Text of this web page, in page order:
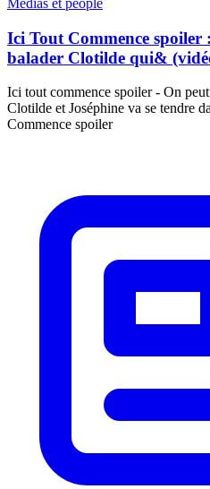
Ici Tout Commence spoiler
balader Clotilde qui&
Ici tout commence spoiler - On
Clotilde et Joséphine va se tendre
Commence spoiler